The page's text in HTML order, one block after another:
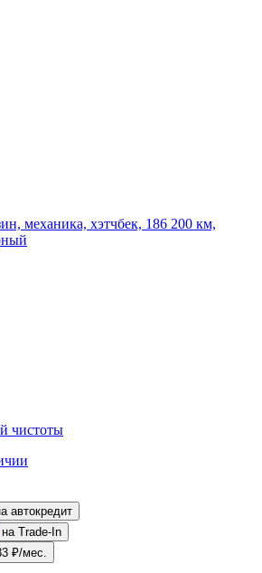
механика, хэтчбек, 186 200 км,
чистоты
на автокредит
на Trade-In
₽/мес.